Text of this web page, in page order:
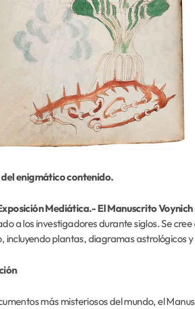
del enigmático contenido.
Mediática.-ElManuscrito Voynich
a los investigadores durante siglos. Se
incluyendo plantas, diagramas astrológicos
más misteriosos del mundo, el